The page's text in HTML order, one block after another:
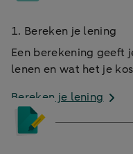
1. Bereken je lening
Een berekening geeft
lenen en wat het je
Bereken je lening